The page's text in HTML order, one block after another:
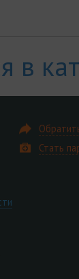
в
Стать